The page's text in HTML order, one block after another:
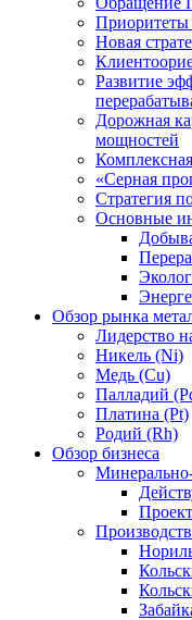
Приоритеты
Новая
Развитие
Дорожная
мощностей
«Серная
Стратегия
Основные
Обзор рынка
Лидерство
Никель (Ni)
Медь (Cu)
Палладий
Платина (Pt)
Родий (Rh)
Обзор бизнеса
Минерально-